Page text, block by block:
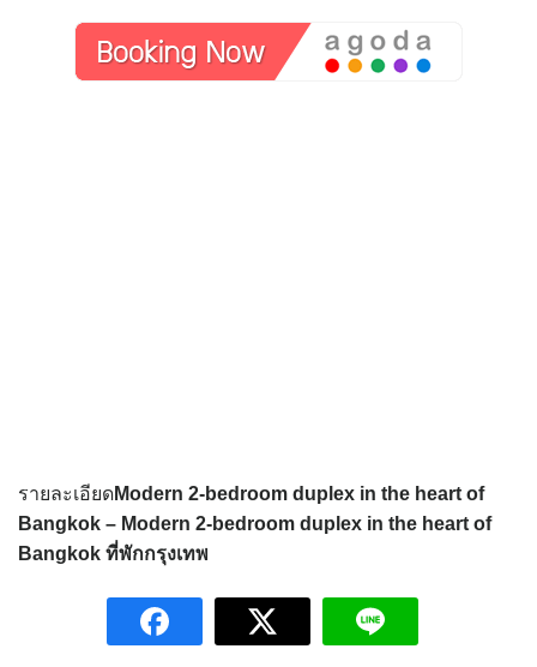
รายละเอียดModern 2-bedroom duplex in the heart of
Bangkok – Modern 2-bedroom duplex in the heart of
Bangkok ที่พักกรุงเทพ